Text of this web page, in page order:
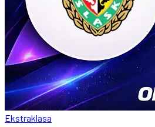
Ekstraklasa